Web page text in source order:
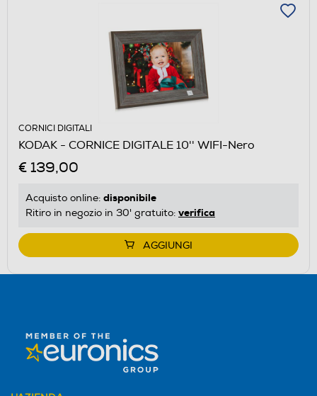
CORNICI DIGITALI
KODAK - CORNICE DIGITALE 10'' WIFI-Nero
€ 139,00
Acquisto online: disponibile
Ritiro in negozio in 30' gratuito: verifica
AGGIUNGI